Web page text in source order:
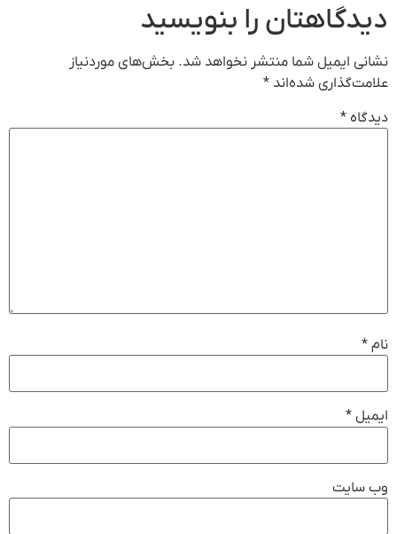
دیدگاهتان را بنویسید
نشانی ایمیل شما منتشر نخواهد شد. بخش‌های موردنیاز
علامت‌گذاری شده‌اند *
دیدگاه *
نام *
ایمیل *
وب‌ سایت